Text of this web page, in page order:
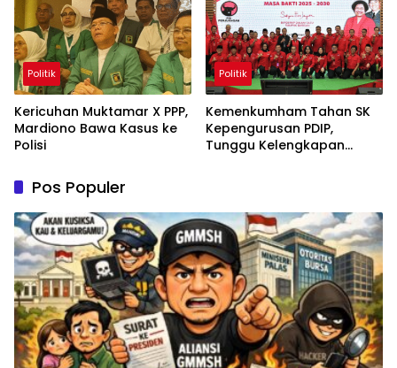
Politik
Kericuhan Muktamar X PPP,
Mardiono Bawa Kasus ke
Polisi
Politik
Kemenkumham Tahan SK
Kepengurusan PDIP,
Tunggu Kelengkapan
Pos Populer